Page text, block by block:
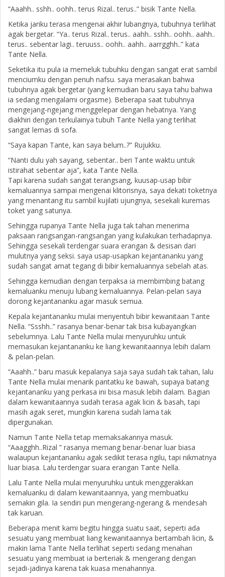
“Aaahh.. sshh.. oohh.. terus Rizal.. terus..” bisik Tante Nella.
Ketika jariku terasa mengenai akhir lubangnya, tubuhnya terlihat
agak bergetar. “Ya.. terus Rizal.. terus.. aahh.. sshh.. oohh.. aahh..
terus.. sebentar lagi.. teruuss.. oohh.. aahh.. aarrgghh..” kata
Tante Nella.
Seketika itu pula ia memeluk tubuhku dengan sangat erat sambil
menciumku dengan penuh nafsu. saya merasakan bahwa
tubuhnya agak bergetar (yang kemudian baru saya tahu bahwa
ia sedang mengalami orgasme). Beberapa saat tubuhnya
mengejang-ngejang menggelepar dengan hebatnya. Yang
diakhiri dengan terkulainya tubuh Tante Nella yang terlihat
sangat lemas di sofa.
“Saya kapan Tante, kan saya belum..?” Rujukku.
“Nanti dulu yah sayang, sebentar.. beri Tante waktu untuk
istirahat sebentar aja”, kata Tante Nella.
Tapi karena sudah sangat terangsang, kuusap-usap bibir
kemaluannya sampai mengenai klitorisnya, saya dekati toketnya
yang menantang itu sambil kujilati ujungnya, sesekali kuremas
toket yang satunya.
Sehingga rupanya Tante Nella juga tak tahan menerima
paksaan rangsangan-rangsangan yang kulakukan terhadapnya.
Sehingga sesekali terdengar suara erangan & desisan dari
mulutnya yang seksi. saya usap-usapkan kejantananku yang
sudah sangat amat tegang di bibir kemaluannya sebelah atas.
Sehingga kemudian dengan terpaksa ia membimbing batang
kemaluanku menuju lubang kemaluannya. Pelan-pelan saya
dorong kejantananku agar masuk semua.
Kepala kejantananku mulai menyentuh bibir kewanitaan Tante
Nella. “Ssshh..” rasanya benar-benar tak bisa kubayangkan
sebelumnya. Lalu Tante Nella mulai menyuruhku untuk
memasukan kejantananku ke liang kewanitaannya lebih dalam
& pelan-pelan.
“Aaahh..” baru masuk kepalanya saja saya sudah tak tahan, lalu
Tante Nella mulai menarik pantatku ke bawah, supaya batang
kejantananku yang perkasa ini bisa masuk lebih dalam. Bagian
dalam kewanitaannya sudah terasa agak licin & basah, tapi
masih agak seret, mungkin karena sudah lama tak
dipergunakan.
Namun Tante Nella tetap memaksakannya masuk.
“Aaagghh..Rizal ” rasanya memang benar-benar luar biasa
walaupun kejantananku agak sedikit terasa ngilu, tapi nikmatnya
luar biasa. Lalu terdengar suara erangan Tante Nella.
Lalu Tante Nella mulai menyuruhku untuk menggerakkan
kemaluanku di dalam kewanitaannya, yang membuatku
semakin gila. Ia sendiri pun mengerang-ngerang & mendesah
tak karuan.
Beberapa menit kami begitu hingga suatu saat, seperti ada
sesuatu yang membuat liang kewanitaannya bertambah licin, &
makin lama Tante Nella terlihat seperti sedang menahan
sesuatu yang membuat ia berteriak & mengerang dengan
sejadi-jadinya karena tak kuasa menahannya.